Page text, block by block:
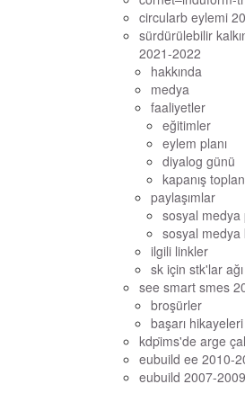
circularb eylemi
sürdürülebilir
2021-2022
hakkında
medya
faaliyetler
eğitimler
eylem planı
diyalog günü
kapanış
paylaşımlar
sosyal medya
sosyal medya
ilgili linkler
sk için stk'lar ağı
see smart smes
broşürler
başarı hikayeleri
kdpi̇ms'de arge
eubuild ee 2010-
eubuild 2007-2009